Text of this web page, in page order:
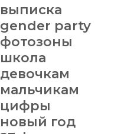
выписка
gender party
фотозоны
школа
девочкам
мальчикам
цифры
новый год